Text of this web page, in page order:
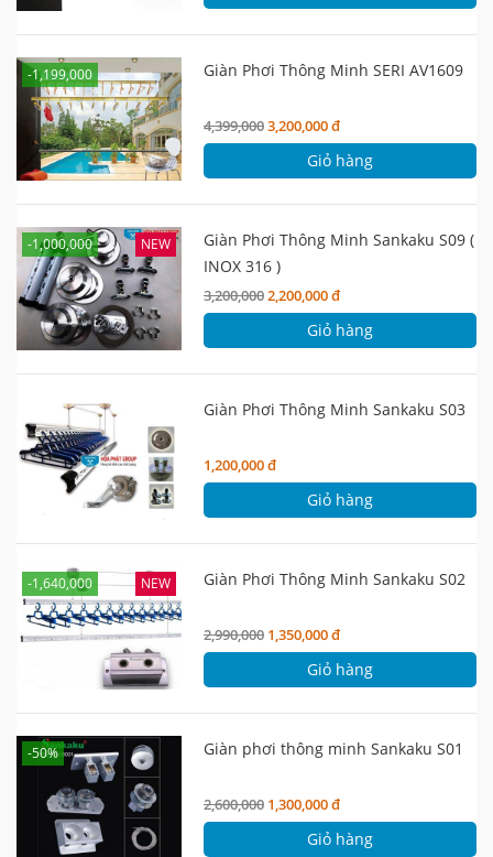
-1,199,000 Giàn Phơi Thông Minh SERI AV1609
4,399,0003,200,000 đ
Giỏ hàng
NEW
-1,000,000
Giàn Phơi Thông Minh Sankaku S09 (
INOX 316 )
3,200,0002,200,000 đ
Giỏ hàng
Giàn Phơi Thông Minh Sankaku S03
1,200,000 đ
Giỏ hàng
NEW
-1,640,000 Giàn Phơi Thông Minh Sankaku S02
2,990,000 1,350,000 đ
Giỏ hàng
-50% Giàn phơi thông minh Sankaku S01
2,600,000 1,300,000 đ
Giỏ hàng